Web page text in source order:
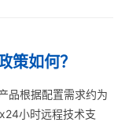
策如何？
品根据配置需求约为
小时远程技术支